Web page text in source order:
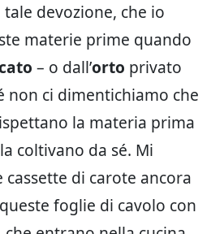
devozione, che io
materie prime quando
– o dall’orto privato
non ci dimentichiamo che
la materia prima
coltivano da sé. Mi
di carote ancora
foglie di cavolo con